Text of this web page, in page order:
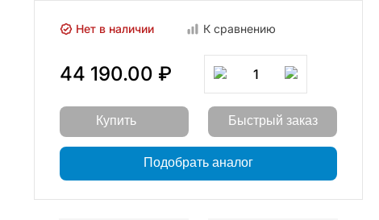
Нет в наличии К сравнению
44 190.00 ₽ 1
Купить Быстрый заказ
Подобрать аналог